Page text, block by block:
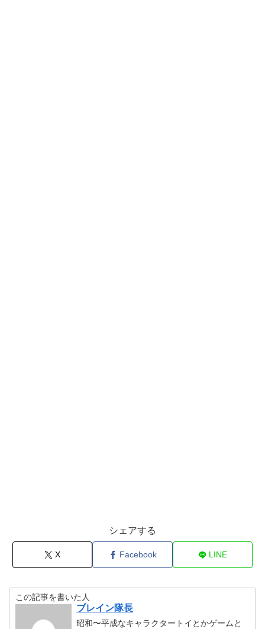
シェアする
X Facebook LINE
この記事を書いた人
ブレイン隊長
昭和〜平成なキャラクタートイとかゲームと